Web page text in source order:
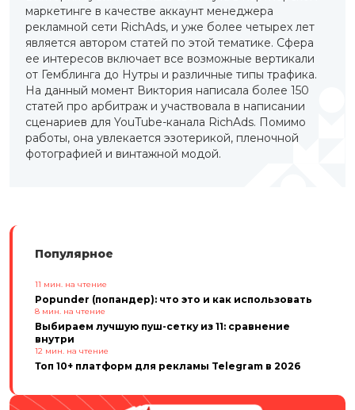
маркетинге в качестве аккаунт менеджера
рекламной сети RichAds, и уже более четырех лет
является автором статей по этой тематике. Сфера
ее интересов включает все возможные вертикали
от Гемблинга до Нутры и различные типы трафика.
На данный момент Виктория написала более 150
статей про арбитраж и участвовала в написании
сценариев для YouTube-канала RichAds. Помимо
работы, она увлекается эзотерикой, пленочной
фотографией и винтажной модой.
Популярное
11 мин. на чтение
Popunder (попандер): что это и как использовать
8 мин. на чтение
Выбираем лучшую пуш-сетку из 11: сравнение
внутри
12 мин. на чтение
Топ 10+ платформ для рекламы Telegram в 2026